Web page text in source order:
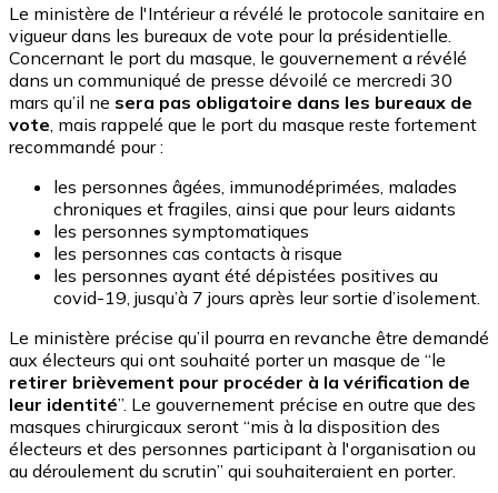
Le ministère de l'Intérieur a révélé le protocole sanitaire en
vigueur dans les bureaux de vote pour la présidentielle.
Concernant le port du masque, le gouvernement a révélé
dans un communiqué de presse dévoilé ce mercredi 30
mars qu’il ne sera pas obligatoire dans les bureaux de
vote , mais rappelé que le port du masque reste fortement
recommandé pour :
les personnes âgées, immunodéprimées, malades
chroniques et fragiles, ainsi que pour leurs aidants
les personnes symptomatiques
les personnes cas contacts à risque
les personnes ayant été dépistées positives au
covid-19, jusqu’à 7 jours après leur sortie d’isolement.
Le ministère précise qu’il pourra en revanche être demandé
aux électeurs qui ont souhaité porter un masque de “le
retirer brièvement pour procéder à la vérification de
leur identité”. Le gouvernement précise en outre que des
masques chirurgicaux seront “mis à la disposition des
électeurs et des personnes participant à l'organisation ou
au déroulement du scrutin” qui souhaiteraient en porter.